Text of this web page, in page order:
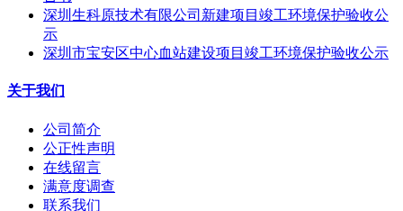
深圳生科原技术有限公司新建项目竣工环境保护验收公
示
深圳市宝安区中心血站建设项目竣工环境保护验收公示
关于我们
公司简介
公正性声明
在线留言
满意度调查
联系我们